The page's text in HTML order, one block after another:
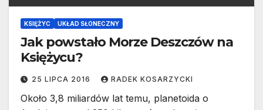
KSIĘŻYC UKŁAD SŁONECZNY
Jak powstało Morze Deszczów na
Księżycu?
25 LIPCA 2016 RADEK KOSARZYCKI
Około 3,8 miliardów lat temu, planetoida o